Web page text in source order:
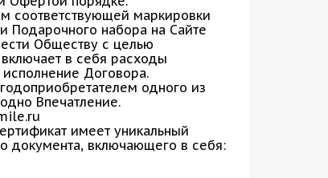
соответствующей маркировки
Подарочного набора на Сайте
Обществу с целью
в себя расходы
Договора.
одного из
Впечатление.
имеет уникальный
документа, включающего в себя: